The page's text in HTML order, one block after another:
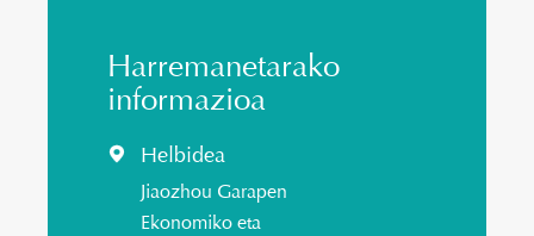
Harremanetarako
informazioa
 Helbidea
Jiaozhou Garapen
Ekonomiko eta